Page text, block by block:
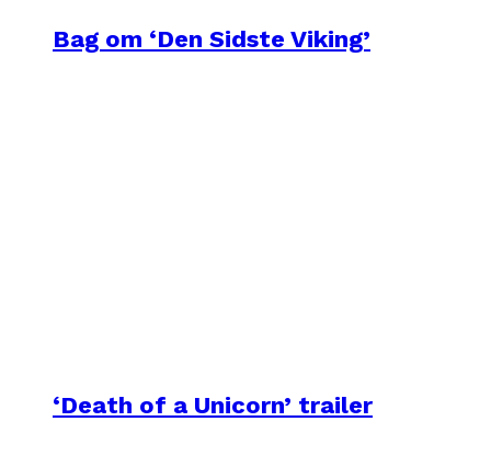
Bag om ‘Den Sidste Viking’
‘Death of a Unicorn’ trailer